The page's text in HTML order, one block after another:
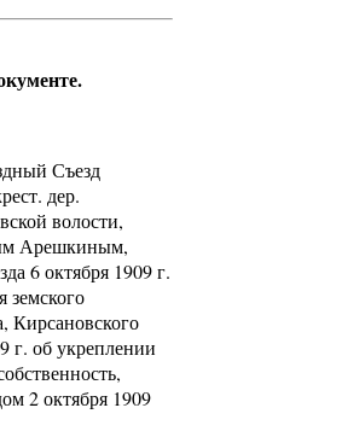
Съезд
дер.
волости,
Арешкиным,
6 октября 1909 г.
земского
Кирсановского
г. об укреплении
2 октября 1909